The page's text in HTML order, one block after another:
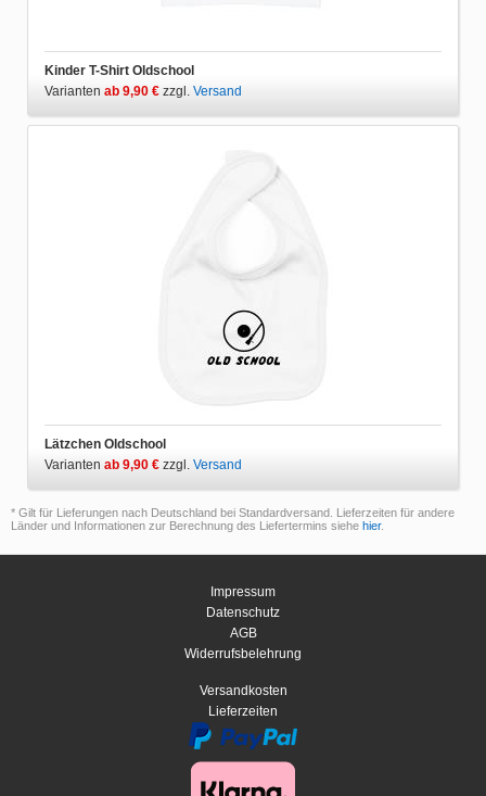
Kinder T-Shirt Oldschool
Varianten ab 9,90 € zzgl. Versand
Lätzchen Oldschool
Varianten ab 9,90 € zzgl. Versand
* Gilt für Lieferungen nach Deutschland bei Standardversand. Lieferzeiten für andere
Länder und Informationen zur Berechnung des Liefertermins siehe hier.
Impressum
Datenschutz
AGB
Widerrufsbelehrung
Versandkosten
Lieferzeiten